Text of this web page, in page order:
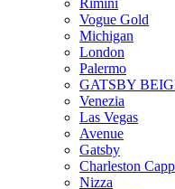
Rimini
Vogue Gold
Michigan
London
Palermo
GATSBY
Venezia
Las Vegas
Avenue
Gatsby
Charleston
Nizza